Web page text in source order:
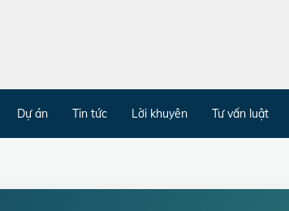
Dự án Tin tức Lời khuyên Tư vấn luật